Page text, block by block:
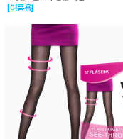
[여름용]